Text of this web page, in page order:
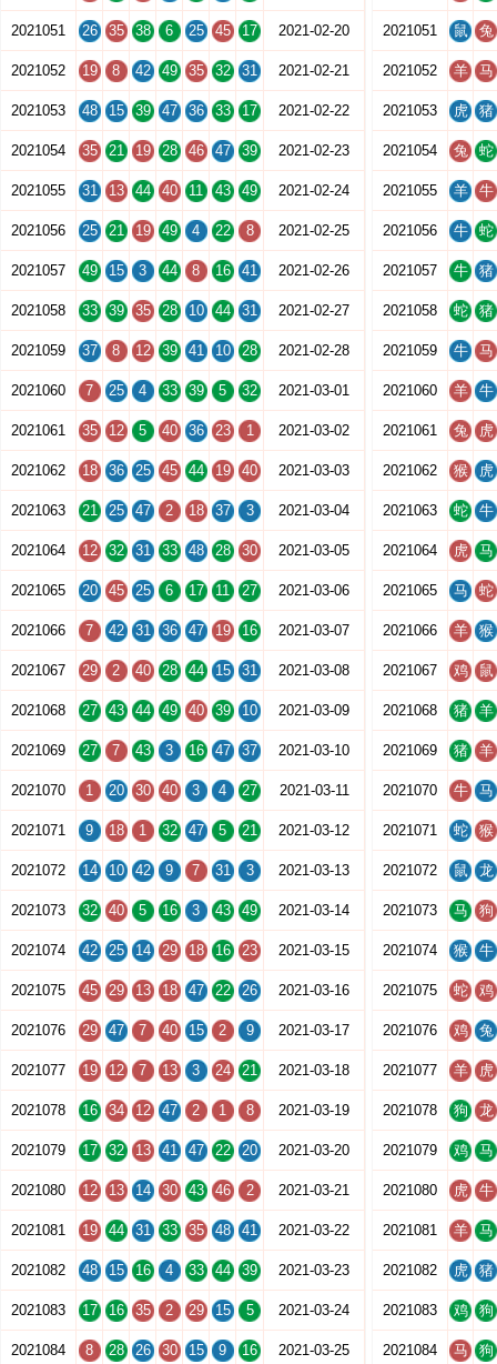
2021051 26 35 38 6 25 45 17 2021-02-20
2021052 19 8 42 49 35 32 31 2021-02-21
2021053 48 15 39 47 36 33 17 2021-02-22
2021054 35 21 19 28 46 47 39 2021-02-23
2021055 31 13 44 40 11 43 49 2021-02-24
2021056 25 21 19 49 4 22 8 2021-02-25
2021057 49 15 3 44 8 16 41 2021-02-26
2021058 33 39 35 28 10 44 31 2021-02-27
2021059 37 8 12 39 41 10 28 2021-02-28
2021060 7 25 4 33 39 5 32 2021-03-01
2021061 35 12 5 40 36 23 1 2021-03-02
2021062 18 36 25 45 44 19 40 2021-03-03
2021063 21 25 47 2 18 37 3 2021-03-04
2021064 12 32 31 33 48 28 30 2021-03-05
2021065 20 45 25 6 17 11 27 2021-03-06
2021066 7 42 31 36 47 19 16 2021-03-07
2021067 29 2 40 28 44 15 31 2021-03-08
2021068 27 43 44 49 40 39 10 2021-03-09
2021069 27 7 43 3 16 47 37 2021-03-10
2021070 1 20 30 40 3 4 27 2021-03-11
2021071 9 18 1 32 47 5 21 2021-03-12
2021072 14 10 42 9 7 31 3 2021-03-13
2021073 32 40 5 16 3 43 49 2021-03-14
2021074 42 25 14 29 18 16 23 2021-03-15
2021075 45 29 13 18 47 22 26 2021-03-16
2021076 29 47 7 40 15 2 9 2021-03-17
2021077 19 12 7 13 3 24 21 2021-03-18
2021078 16 34 12 47 2 1 8 2021-03-19
2021079 17 32 13 41 47 22 20 2021-03-20
2021080 12 13 14 30 43 46 2 2021-03-21
2021081 19 44 31 33 35 48 41 2021-03-22
2021082 48 15 16 4 33 44 39 2021-03-23
2021083 17 16 35 2 29 15 5 2021-03-24
2021084 8 28 26 30 15 9 16 2021-03-25
2021051 鼠 兔
2021052 羊 马
2021053 虎 猪
2021054 兔 蛇
2021055 羊 牛
2021056 牛 蛇
2021057 牛 猪
2021058 蛇 猪
2021059 牛 马
2021060 羊 牛
2021061 兔 虎
2021062 猴 虎
2021063 蛇 牛
2021064 虎 马
2021065 马 蛇
2021066 羊 猴
2021067 鸡 鼠
2021068 猪 羊
2021069 猪 羊
2021070 牛 马
2021071 蛇 猴
2021072 鼠 龙
2021073 马 狗
2021074 猴 牛
2021075 蛇 鸡
2021076 鸡 兔
2021077 羊 虎
2021078 狗 龙
2021079 鸡 马
2021080 虎 牛
2021081 羊 马
2021082 虎 猪
2021083 鸡 狗
2021084 马 狗